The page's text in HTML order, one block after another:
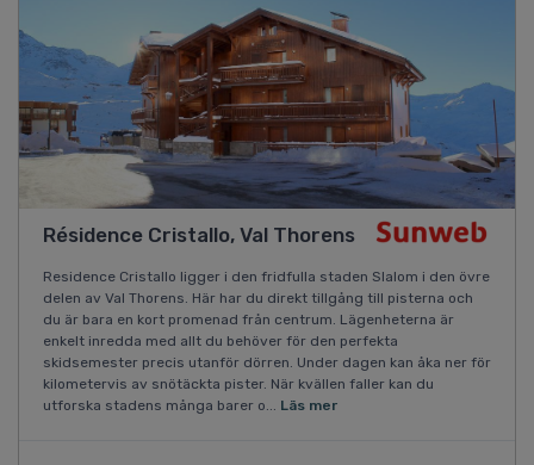
Résidence Cristallo, Val Thorens
Residence Cristallo ligger i den fridfulla staden Slalom i den övre
delen av Val Thorens. Här har du direkt tillgång till pisterna och
du är bara en kort promenad från centrum. Lägenheterna är
enkelt inredda med allt du behöver för den perfekta
skidsemester precis utanför dörren. Under dagen kan åka ner för
kilometervis av snötäckta pister. När kvällen faller kan du
utforska stadens många barer o... Läs mer